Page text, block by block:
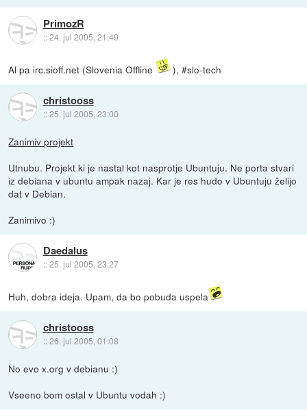
PrimozR
::24. jul 2005, 21:49
Al pa irc.sioff.net (Slovenia Offline ), #slo-tech
christooss
::25. jul 2005, 23:00
Zanimiv projekt
Utnubu. Projekt ki je nastal kot nasprotje Ubuntuju. Ne porta stvari
iz debiana v ubuntu ampak nazaj. Kar je res hudo v Ubuntuju želijo
dat v Debian.
Zanimivo :)
Daedalus
::25. jul 2005, 23:27
Huh, dobra ideja. Upam, da bo pobuda uspela
christooss
::26. jul 2005, 01:08
No evo x.org v debianu :)
Vseeno bom ostal v Ubuntu vodah :)